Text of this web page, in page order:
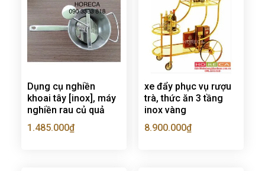
Dụng cụ nghiền
khoai tây [inox], máy
nghiền rau củ quả
1.485.000₫
xe đẩy phục vụ rượu
trà, thức ăn 3 tầng
inox vàng
8.900.000₫